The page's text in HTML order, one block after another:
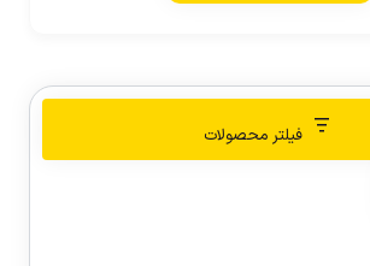
فیلتر محصولات